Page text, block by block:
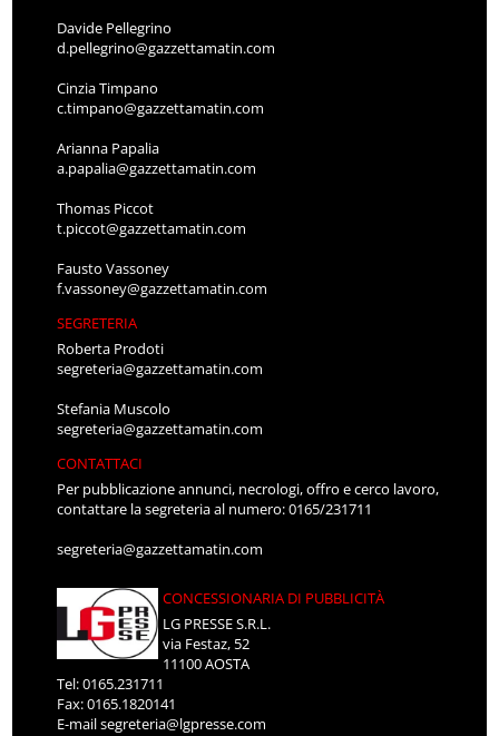
Davide Pellegrino
d.pellegrino@gazzettamatin.com
Cinzia Timpano
c.timpano@gazzettamatin.com
Arianna Papalia
a.papalia@gazzettamatin.com
Thomas Piccot
t.piccot@gazzettamatin.com
Fausto Vassoney
f.vassoney@gazzettamatin.com
SEGRETERIA
Roberta Prodoti
segreteria@gazzettamatin.com
Stefania Muscolo
segreteria@gazzettamatin.com
CONTATTACI
Per pubblicazione annunci, necrologi, offro e cerco lavoro,
contattare la segreteria al numero: 0165/231711
segreteria@gazzettamatin.com
CONCESSIONARIA DI PUBBLICITÀ
LG PRESSE S.R.L.
via Festaz, 52
11100 AOSTA
Tel: 0165.231711
Fax: 0165.1820141
E-mailsegreteria@lgpresse.com